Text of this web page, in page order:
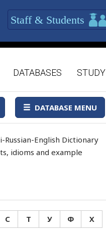
Staff & Students
DATABASES STUDY
DATABASE MENU
English Dictionary
idioms and example
С Т У Ф
Х